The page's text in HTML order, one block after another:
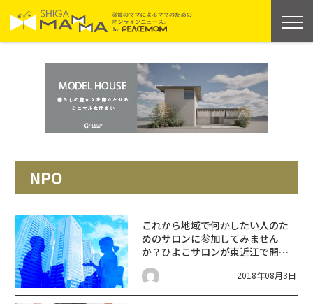
NPO
これから地域で何かしたい人のた
めのサロンに参加してみません
か？ひよこサロンが東近江で開催
☆8月23日
2018年08月3日